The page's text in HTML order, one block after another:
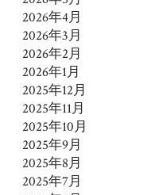
2026年4月
2026年3月
2026年2月
2026年1月
2025年12月
2025年11月
2025年10月
2025年9月
2025年8月
2025年7月